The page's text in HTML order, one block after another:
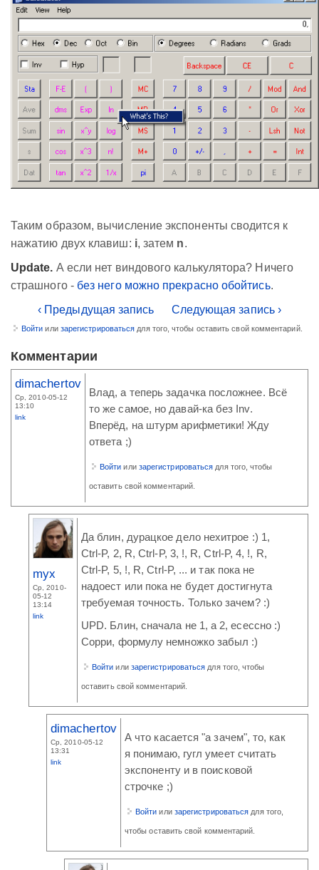
Таким образом, вычисление экспоненты сводится к
нажатию двух клавиш: i, затем n.
Update. А если нет виндового калькулятора? Ничего
страшного - без него можно прекрасно обойтись.
‹ Предыдущая запись
Следующая запись ›
Войти или зарегистрироваться для того, чтобы оставить свой комментарий.
Комментарии
dimachertov
Ср, 2010-05-12
13:10
link
Влад, а теперь задачка посложнее. Всё
то же самое, но давай-ка без Inv.
Вперёд, на штурм арифметики! Жду
ответа ;)
Войти или зарегистрироваться для того, чтобы
оставить свой комментарий.
myx
Ср, 2010-
05-12
13:14
link
Да блин, дурацкое дело нехитрое :) 1,
Ctrl-P, 2, R, Ctrl-P, 3, !, R, Ctrl-P, 4, !, R,
Ctrl-P, 5, !, R, Ctrl-P, ... и так пока не
надоест или пока не будет достигнута
требуемая точность. Только зачем? :)
UPD. Блин, сначала не 1, а 2, есессно :)
Сорри, формулу немножко забыл :)
Войти или зарегистрироваться для того, чтобы
оставить свой комментарий.
dimachertov
Ср, 2010-05-12
13:31
link
А что касается "а зачем", то, как
я понимаю, гугл умеет считать
экспоненту и в поисковой
строчке ;)
Войти или зарегистрироваться для того,
чтобы оставить свой комментарий.